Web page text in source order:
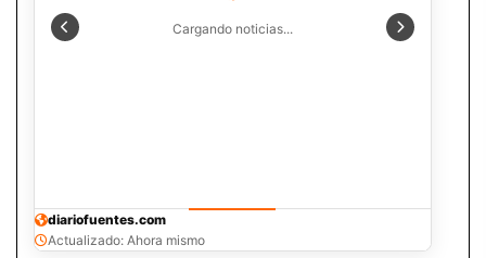
Cargando noticias...
diariofuentes.com
Actualizado: Ahora mismo